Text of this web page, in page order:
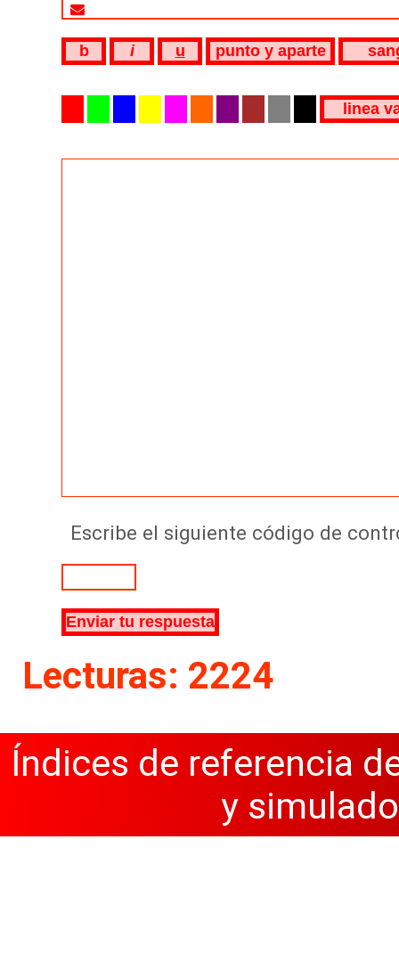
Escribe el siguiente código de
Lecturas: 2224
Índices de referencia
y